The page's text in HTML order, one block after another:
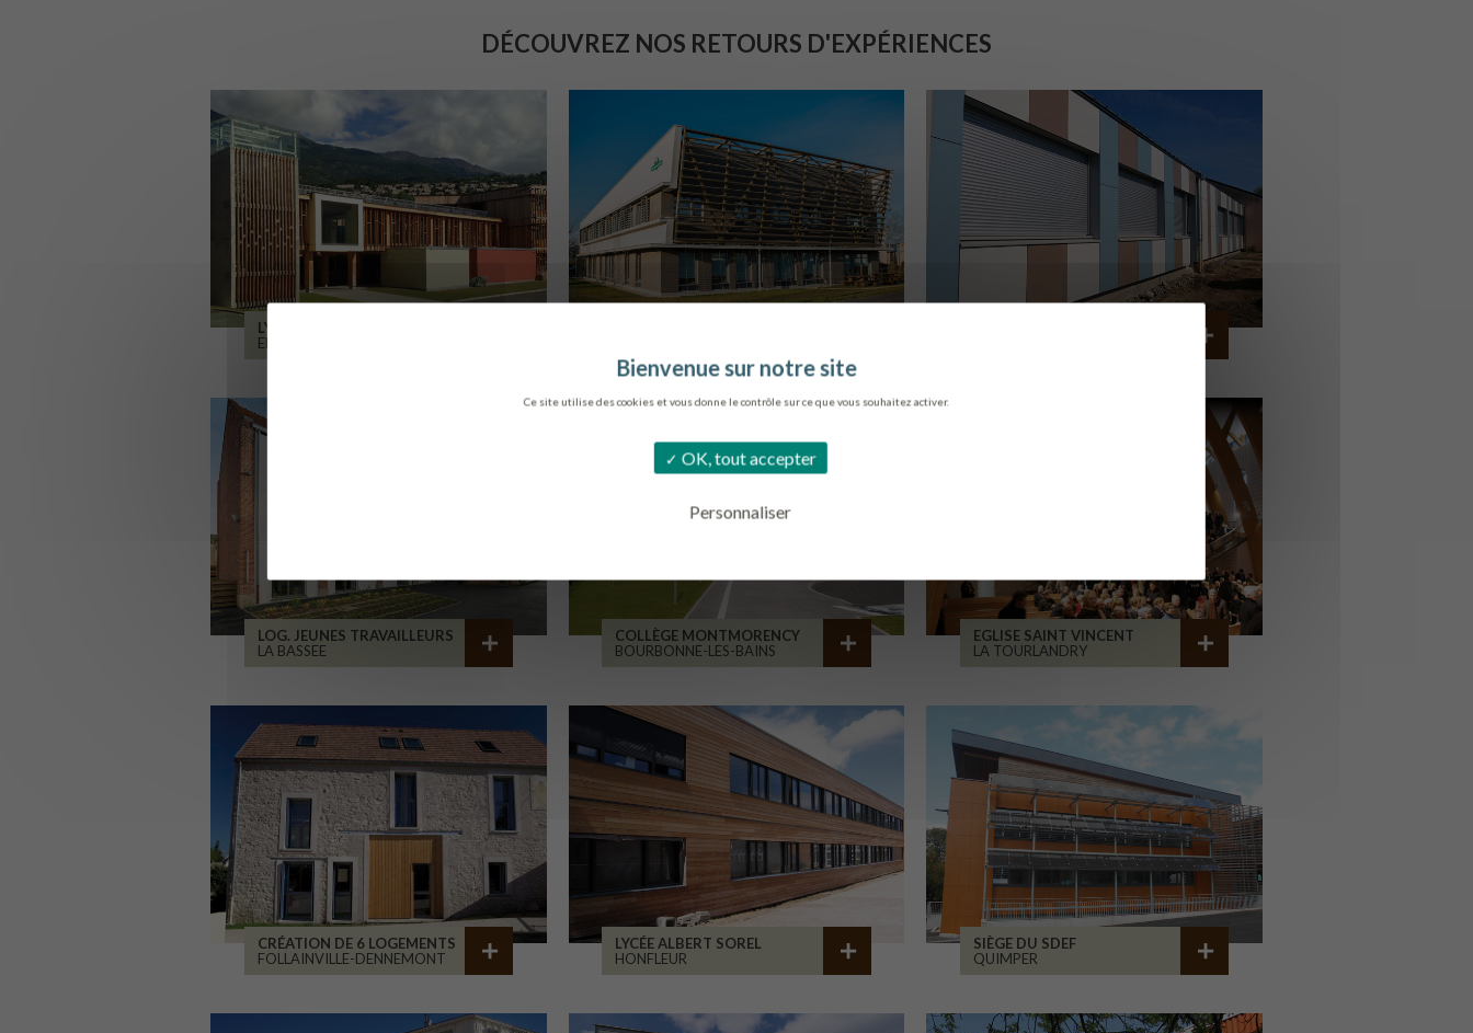
Ce site utilise des cookies et vous donne le contrôle sur ce que vous souhaitez activer.
OK, tout accepter
Personnaliser
DÉCOUVREZ NOS RETOURS D'EXPÉRIENCES
LYCÉE ALPES ET DURANCE
EMBRUN
LOG. JEUNES TRAVAILLEURS
LA BASSEE
COLLÈGE MONTMORENCY
BOURBONNE-LES-BAINS
EGLISE SAINT VINCENT
LA TOURLANDRY
CRÉATION DE 6 LOGEMENTS
FOLLAINVILLE-DENNEMONT
LYCÉE ALBERT SOREL
HONFLEUR
SIÈGE DU SDEF
QUIMPER